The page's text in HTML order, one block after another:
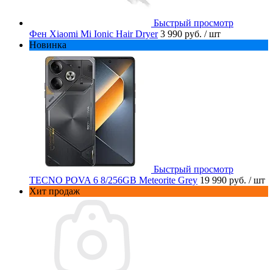
Быстрый просмотр
Фен Xiaomi Mi Ionic Hair Dryer 3 990 руб. / шт
Новинка
Быстрый просмотр
TECNO POVA 6 8/256GB Meteorite Grey 19 990 руб. / шт
Хит продаж